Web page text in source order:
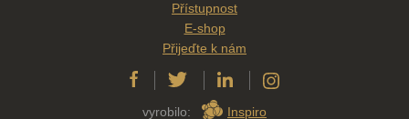
Přístupnost
E-shop
Přijeďte k nám
vyrobilo: Inspiro